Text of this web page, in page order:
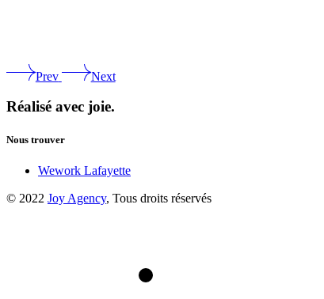
Prev Next
Réalisé avec joie.
Nous trouver
Wework Lafayette
© 2022 Joy Agency, Tous droits réservés